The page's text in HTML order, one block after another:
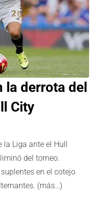
la derrota del
City
la Liga ante el Hull
del torneo.
en el cotejo
(más…)